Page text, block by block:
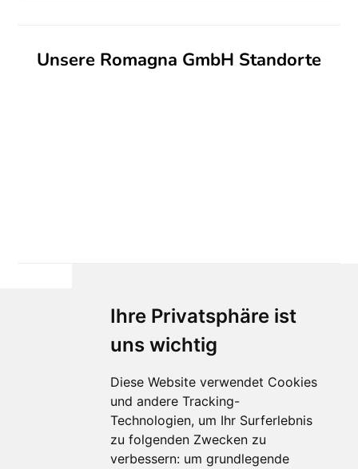
Ihre Privatsphäre ist
uns wichtig
Diese Website verwendet Cookies
und andere Tracking-
Technologien, um Ihr Surferlebnis
zu folgenden Zwecken zu
verbessern: um grundlegende
Unsere Romagna GmbH Standorte
Für Makler:innen